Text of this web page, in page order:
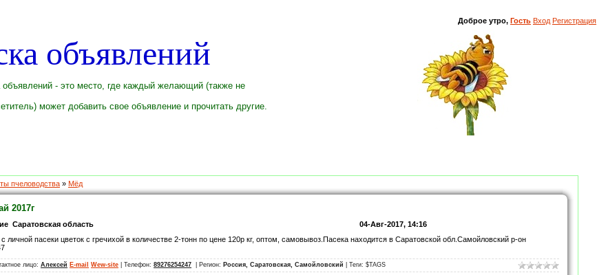
Доброе утро, Гость Вход Регистрация
объявлений
объявлений - это место, где каждый желающий (также не
может добавить свое объявление и прочитать другие.
пчеловодства » Мёд
2017г
Саратовская область
04-Авг-2017, 14:16
личной пасеки цветок с гречихой в количестве 2-тонн по цене 120р кг, оптом, самовывоз.Пасека находится в Саратовской обл.Самойловский р-он
лицо: Алексей E-mail Wew-site | Телефон: 89276254247 | Регион: Россия, Саратовская, Самойловский | Теги: $TAGS